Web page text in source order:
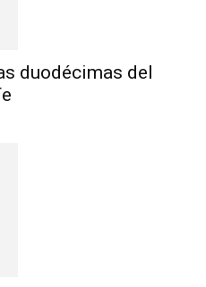
duodécimas del